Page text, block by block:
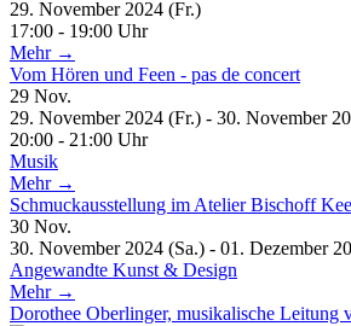
29. November 2024 (Fr.)
17:00 - 19:00 Uhr
Mehr →
Vom Hören und Feen - pas de concert
29 Nov.
29. November 2024 (Fr.) - 30. November
20:00 - 21:00 Uhr
Musik
Mehr →
Schmuckausstellung im Atelier Bischoff
30 Nov.
30. November 2024 (Sa.) - 01. Dezember
Angewandte Kunst & Design
Mehr →
Dorothee Oberlinger, musikalische Leitung